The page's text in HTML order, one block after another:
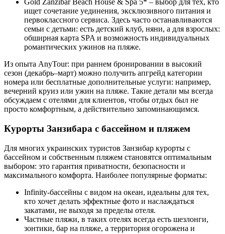
Gold Zanzibar Beach House & Spa 5* – выбор для тех, кто
ищет сочетание уединения, эксклюзивного питания и
первоклассного сервиса. Здесь часто останавливаются
семьи с детьми: есть детский клуб, няни, а для взрослых:
обширная карта SPA и возможность индивидуальных
романтических ужинов на пляже.
Из опыта AnyTour: при раннем бронировании в высокий
сезон (декабрь–март) можно получить апгрейд категории
номера или бесплатные дополнительные услуги: например,
вечерний круиз или ужин на пляже. Такие детали мы всегда
обсуждаем с отелями для клиентов, чтобы отдых был не
просто комфортным, а действительно запоминающимся.
Курорты Занзибара с бассейном и пляжем
Для многих украинских туристов Занзибар курорты с
бассейном и собственным пляжем становятся оптимальным
выбором: это гарантия приватности, безопасности и
максимального комфорта. Наиболее популярные форматы:
Infinity-бассейны с видом на океан, идеальны для тех,
кто хочет делать эффектные фото и наслаждаться
закатами, не выходя за пределы отеля.
Частные пляжи, в таких отелях всегда есть шезлонги,
зонтики, бар на пляже, а территория огорожена и